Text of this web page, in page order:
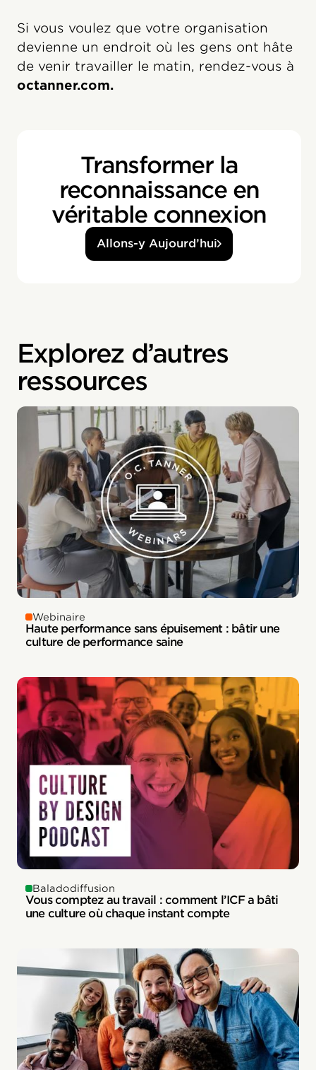
Si vous voulez que votre organisation
devienne un endroit où les gens ont hâte
de venir travailler le matin, rendez-vous à
octanner.com.
Transformer la
reconnaissance en
véritable connexion
Allons-y Aujourd’hui
Explorez d’autres
ressources
Webinaire
Haute performance sans épuisement : bâtir une
culture de performance saine
Baladodiffusion
Vous comptez au travail : comment l’ICF a bâti
une culture où chaque instant compte